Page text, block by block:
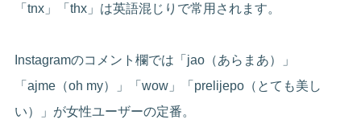
「tnx」「thx」は英語混じりで常用されます。
Instagramのコメント欄では「jao（あらまあ）」
「ajme（oh my）」「wow」「prelijepo（とても美し
い）」が女性ユーザーの定番。